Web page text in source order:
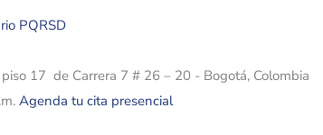
PQRSD
17 de Carrera 7 # 26 – 20 - Bogotá, Colombia
Agenda tu cita presencial